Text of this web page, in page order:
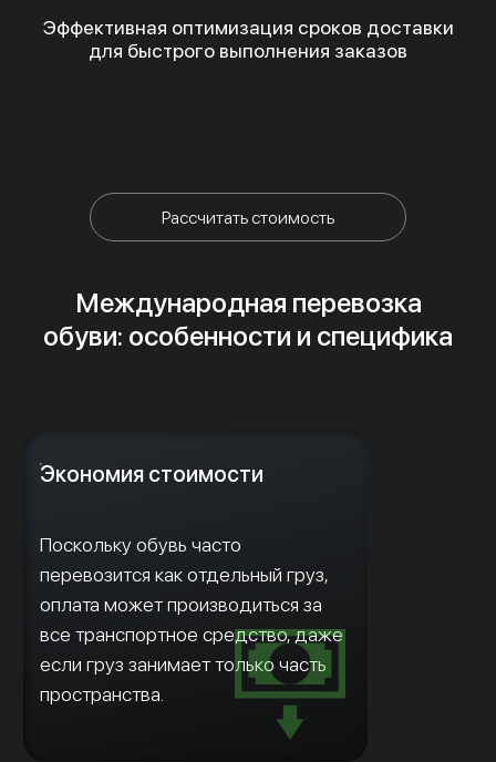
Эффективная оптимизация сроков доставки
для быстрого выполнения заказов
Рассчитать стоимость
Международная перевозка
обуви: особенности и специфика
Экономия стоимости
Поскольку обувь часто
перевозится как отдельный груз,
оплата может производиться за
все транспортное средство, даже
если груз занимает только часть
пространства.